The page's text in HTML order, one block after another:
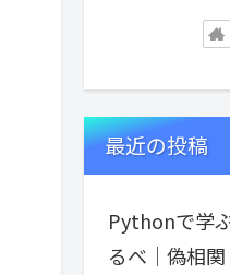
最近の投稿
Pythonで学
るべ｜偽相